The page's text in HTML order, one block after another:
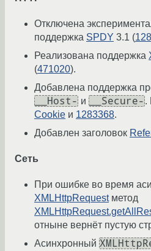
Отключена
поддержка SPDY 3.1 (
Реализована поддержка
(471020).
Добавлена поддержка
__Host- и __Secure- .
Cookie и 1283368.
Добавлен заголовок
Сеть
При ошибке во время
XMLHttpRequestметод
отныне вернёт пустую
Асинхронный